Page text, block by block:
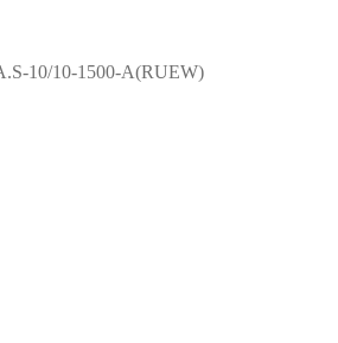
10/10-1500-A(RUEW)